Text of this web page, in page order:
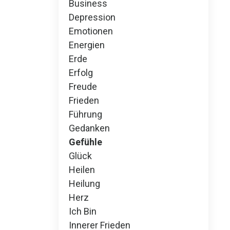
Business
Depression
Emotionen
Energien
Erde
Erfolg
Freude
Frieden
Führung
Gedanken
Gefühle
Glück
Heilen
Heilung
Herz
Ich Bin
Innerer Frieden